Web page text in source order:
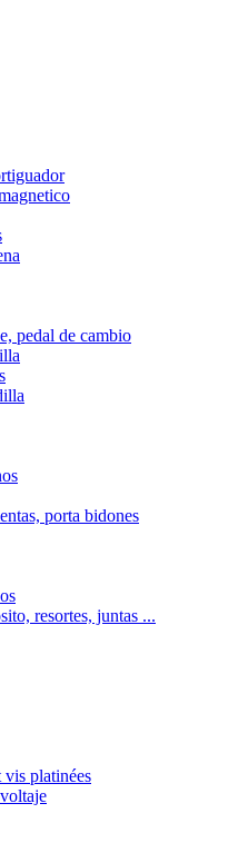
pedal de cambio
porta bidones
resortes, juntas ...
vis platinées